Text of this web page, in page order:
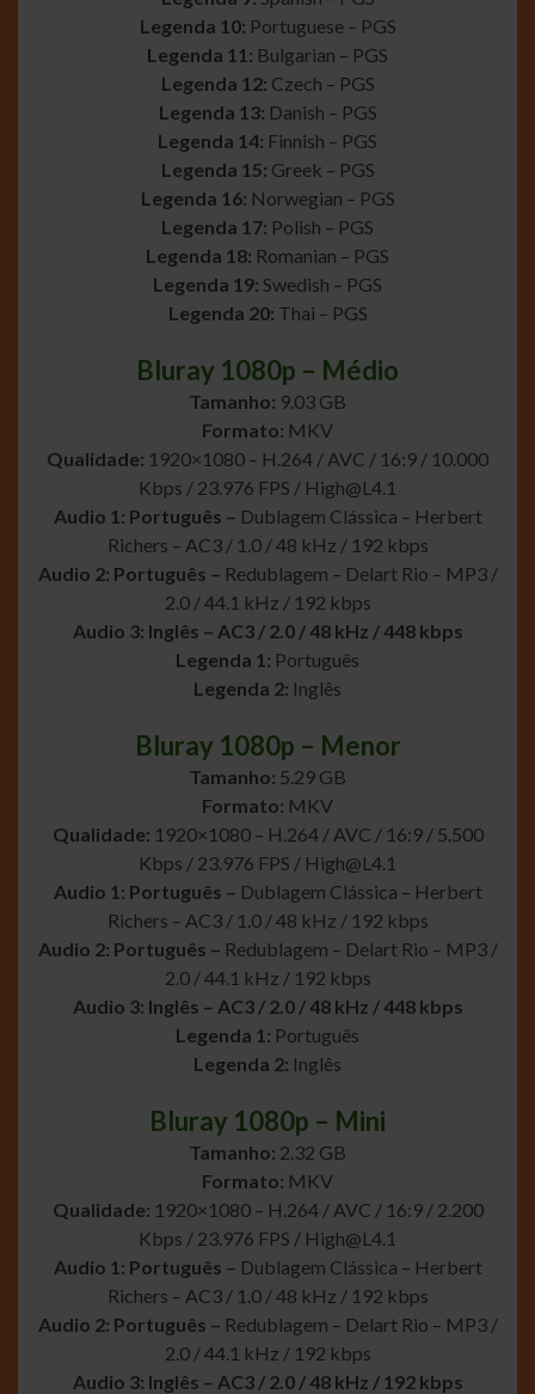
Legenda 10: Portuguese – PGS
Legenda 11: Bulgarian – PGS
Legenda 12: Czech – PGS
Legenda 13: Danish – PGS
Legenda 14: Finnish – PGS
Legenda 15: Greek – PGS
Legenda 16: Norwegian – PGS
Legenda 17: Polish – PGS
Legenda 18: Romanian – PGS
Legenda 19: Swedish – PGS
Legenda 20: Thai – PGS
Bluray 1080p – Médio
Tamanho: 9.03 GB
Formato: MKV
Qualidade: 1920×1080 – H.264 / AVC / 16:9 / 10.000
Kbps / 23.976 FPS / High@L4.1
Audio 1: Português – Dublagem Clássica – Herbert
Richers – AC3 / 1.0 / 48 kHz / 192 kbps
Audio 2: Português – Redublagem – Delart Rio – MP3 /
2.0 / 44.1 kHz / 192 kbps
Audio 3: Inglês – AC3 / 2.0 / 48 kHz / 448 kbps
Legenda 1: Português
Legenda 2: Inglês
Bluray 1080p – Menor
Tamanho: 5.29 GB
Formato: MKV
Qualidade: 1920×1080 – H.264 / AVC / 16:9 / 5.500
Kbps / 23.976 FPS / High@L4.1
Audio 1: Português – Dublagem Clássica – Herbert
Richers – AC3 / 1.0 / 48 kHz / 192 kbps
Audio 2: Português – Redublagem – Delart Rio – MP3 /
2.0 / 44.1 kHz / 192 kbps
Audio 3: Inglês – AC3 / 2.0 / 48 kHz / 448 kbps
Legenda 1: Português
Legenda 2: Inglês
Bluray 1080p – Mini
Tamanho: 2.32 GB
Formato: MKV
Qualidade: 1920×1080 – H.264 / AVC / 16:9 / 2.200
Kbps / 23.976 FPS / High@L4.1
Audio 1: Português – Dublagem Clássica – Herbert
Richers – AC3 / 1.0 / 48 kHz / 192 kbps
Audio 2: Português – Redublagem – Delart Rio – MP3 /
2.0 / 44.1 kHz / 192 kbps
Audio 3: Inglês – AC3 / 2.0 / 48 kHz / 192 kbps